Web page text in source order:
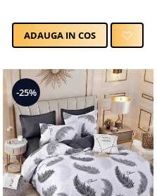
ADAUGA IN COS
-25%